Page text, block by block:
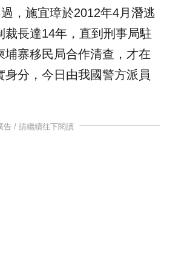
，施宜璋於2012年4月潛逃
長達14年，直到 刑事局駐
埔寨移民局合作清查，才在
身分，今日由我國警方派員
告 / 請繼續往下閱讀